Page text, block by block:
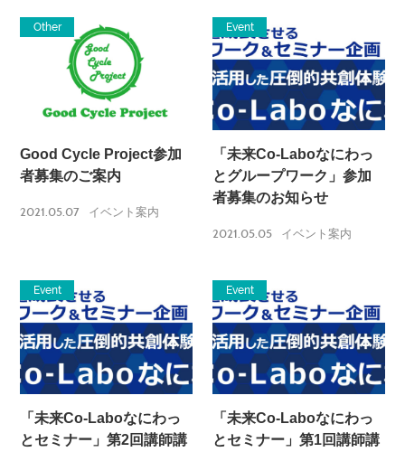
Other
Good Cycle Project参加
者募集のご案内
2021.05.07 イベント案内
Event
「未来Co-Laboなにわっ
とグループワーク」参加
者募集のお知らせ
2021.05.05 イベント案内
Event
「未来Co-Laboなにわっ
とセミナー」第2回講師講
Event
「未来Co-Laboなにわっ
とセミナー」第1回講師講